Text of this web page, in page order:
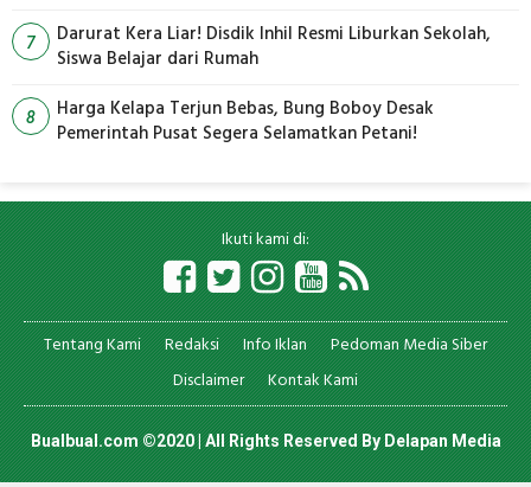
7
Darurat Kera Liar! Disdik Inhil Resmi Liburkan Sekolah,
Siswa Belajar dari Rumah
8
Harga Kelapa Terjun Bebas, Bung Boboy Desak
Pemerintah Pusat Segera Selamatkan Petani!
Ikuti kami di:
Tentang Kami Redaksi Info Iklan
Pedoman Media Siber
Disclaimer
Kontak Kami
Bualbual.com ©2020 | All Rights Reserved ByDelapan Media